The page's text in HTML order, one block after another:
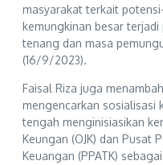
masyarakat terkait
kemungkinan besar
tenang dan masa
(16/9/2023).
Faisal Riza juga
mengencarkan sosialisasi
tengah menginisiasikan
Keungan (OJK) dan Pusat
Keuangan (PPATK)